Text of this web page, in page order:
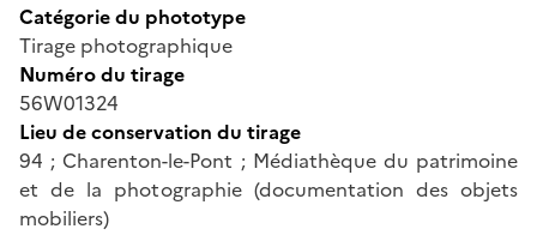
Catégorie du phototype
Tirage photographique
Numéro du tirage
56W01324
Lieu de conservation du tirage
94 ; Charenton-le-Pont ; Médiathèque du patrimoine
et de la photographie (documentation des objets
mobiliers)